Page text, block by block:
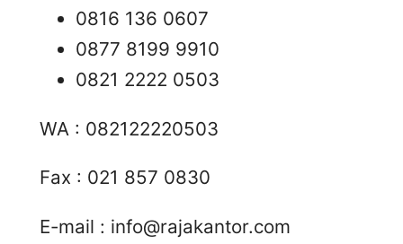
0816 136 0607
0877 8199 9910
0821 2222 0503
WA : 082122220503
Fax : 021 857 0830
E-mail : info@rajakantor.com